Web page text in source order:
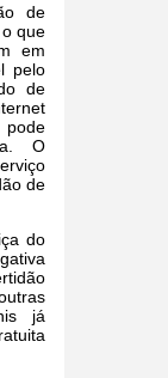
de
que
em
pelo
de
O
de
do
já